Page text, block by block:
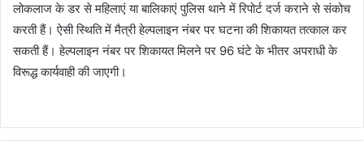
लोकलाज के डर से महिलाएं या बालिकाएं पुलिस थाने में रिपोर्ट दर्ज कराने से संकोच
करती हैं। ऐसी स्थिति में मैत्री हेल्पलाइन नंबर पर घटना की शिकायत तत्काल कर
सकती हैं। हेल्पलाइन नंबर पर शिकायत मिलने पर 96 घंटे के भीतर अपराधी के
विरूद्ध कार्यवाही की जाएगी।